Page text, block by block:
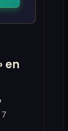
en